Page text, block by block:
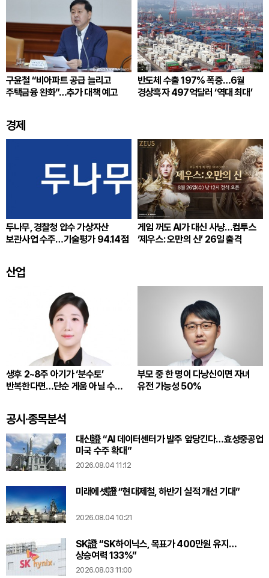
구윤철 “비아파트 공급 늘리고
주택금융 완화”…추가 대책 예고
반도체 수출 197% 폭증…6월
경상흑자 497억달러 ‘역대 최대’
경제
두나무, 경찰청 압수 가상자산
보관사업 수주…기술평가 94.14점
게임 꺼도 AI가 대신 사냥…컴투스
‘제우스: 오만의 신’ 26일 출격
산업
생후 2~8주 아기가 ‘분수토’
반복한다면…단순 게움 아닐 수
부모 중 한 명이 다낭신이면 자녀
유전 가능성 50%
공시·종목분석
대신證 “AI 데이터센터가 발주 앞당긴다…효성중공업
미국 수주 확대”
2026.08.04 11:12
미래에셋證 “현대제철, 하반기 실적 개선 기대”
2026.08.04 10:21
SK證 “SK하이닉스, 목표가 400만원 유지…
상승여력 133%”
2026.08.03 11:00